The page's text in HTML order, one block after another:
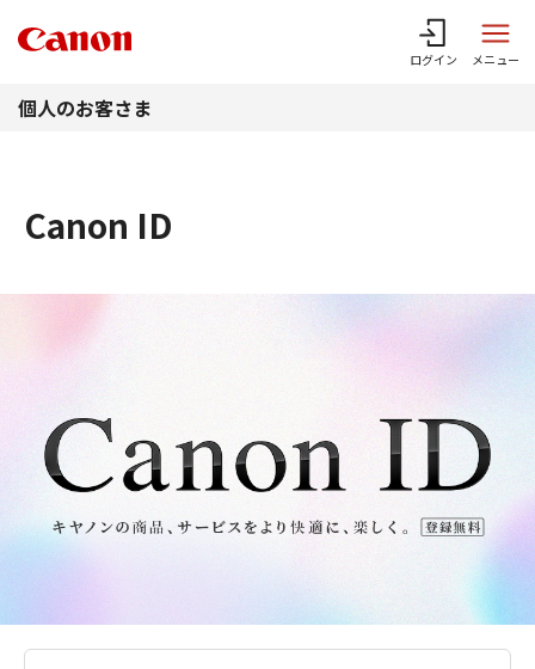
ログイン メニュー
個人のお客さま
Canon ID